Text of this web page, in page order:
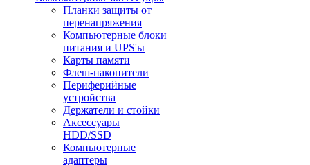
Планки защиты от
перенапряжения
Компьютерные блоки
питания и UPS'ы
Карты памяти
Флеш-накопители
Периферийные
устройства
Держатели и стойки
Аксессуары
HDD/SSD
Компьютерные
адаптеры